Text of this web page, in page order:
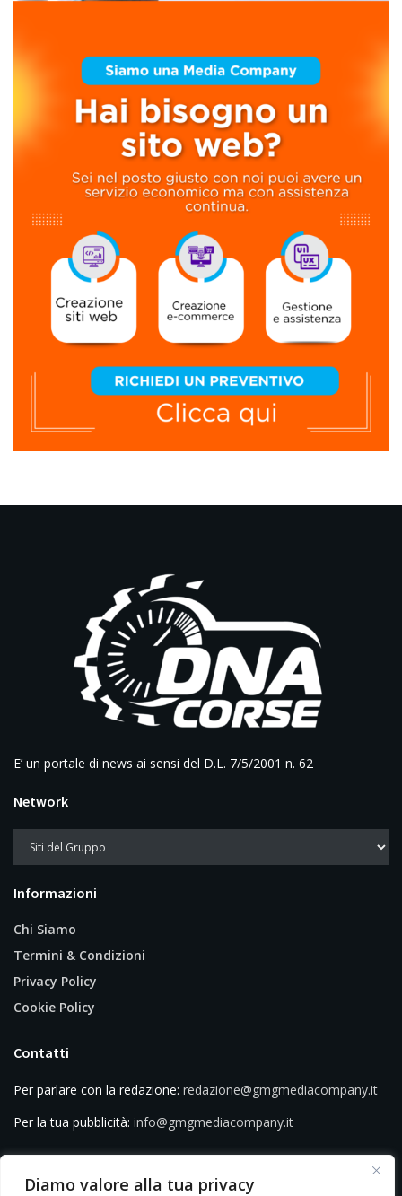
Diamo valore alla tua privacy
E’ un portale di news ai sensi del D.L. 7/5/2001 n. 62
Network
Informazioni
Chi Siamo
Termini & Condizioni
Privacy Policy
Cookie Policy
Contatti
Per parlare con la redazione: redazione@gmgmediacompany.it
Per la tua pubblicità: info@gmgmediacompany.it